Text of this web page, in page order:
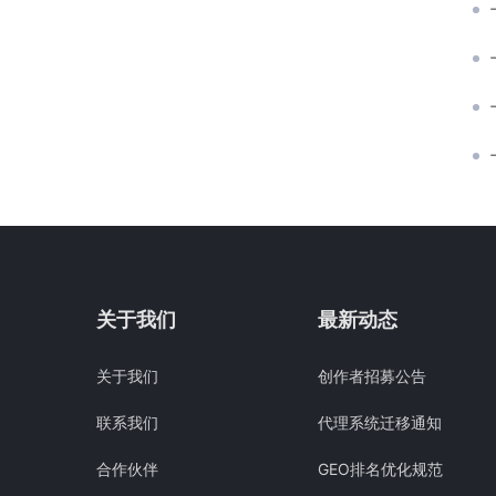
关于我们
关于我们
联系我们
合作伙伴
最新动态
创作者招募公告
代理系统迁移通知
GEO排名优化规范